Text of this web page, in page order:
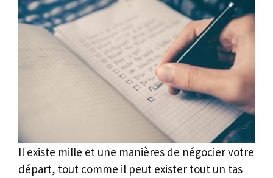
Il existe mille et une manières de négocier votre
départ, tout comme il peut exister tout un tas